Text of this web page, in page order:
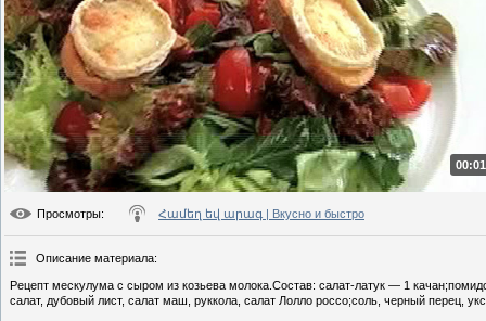
Просмотры: Համեղ եվ արագ | Вкусно и быстро
Описание материала:
Рецепт мескулума с сыром из козьева молока.Состав: салат-латук — 1
салат, дубовый лист, салат маш, руккола, салат Лолло россо;соль, черный перец,